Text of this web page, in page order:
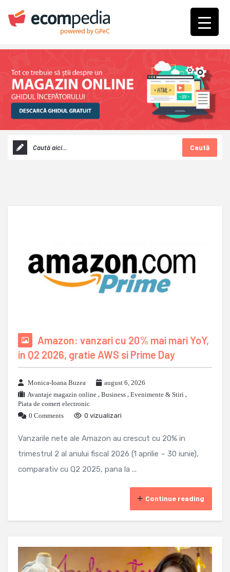
Caută
Amazon: vanzari cu 20% mai mari YoY,
in Q2 2026, gratie AWS si Prime Day
Monica-Ioana Buzea
august 6, 2026
Avantaje magazin online , Business , Evenimente & Stiri ,
Piata de comert electronic
0 Comments
0 vizualizari
Vanzarile nete ale Amazon au crescut cu 20% in
trimestrul 2 al anului fiscal 2026 (1 aprilie – 30 iunie),
comparativ cu Q2 2025, pana la ...
Continue reading